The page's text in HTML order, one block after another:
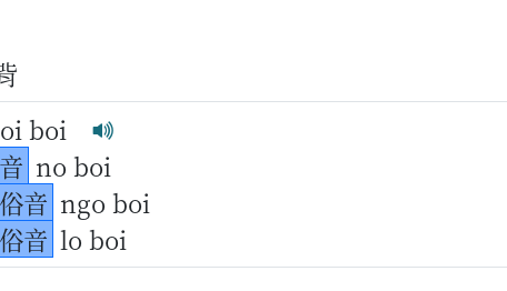
boi
no boi
音 ngo boi
音 lo boi